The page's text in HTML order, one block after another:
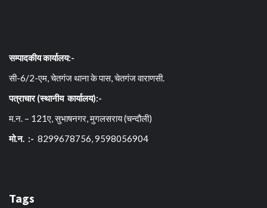
सम्पादकीय कार्यालय:-
सी-6/2-एम, चेतगंज थाना के पास, चेतगंज वाराणसी.
पत्राचार (स्थानीय कार्यालय):-
म.न. – 121ए, सुभाषनगर, मुगलसराय (चन्दौली)
मो.न. :- 8299678756, 9598056904
Tags